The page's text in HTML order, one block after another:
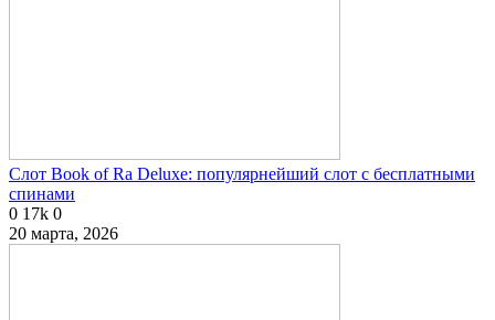
Слот Book of Ra Deluxe: популярнейший слот с бесплатными
спинами
0 17k 0
20 марта, 2026